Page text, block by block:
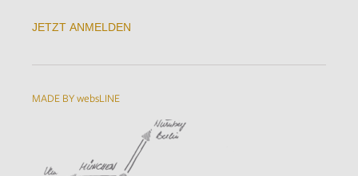
JETZT ANMELDEN
MADE BY websLINE